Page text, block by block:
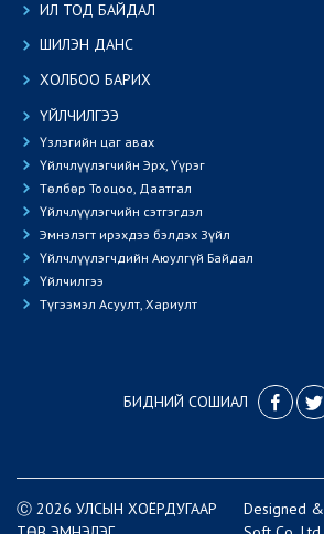
ИЛ ТОД БАЙДАЛ
ШИЛЭН ДАНС
ХОЛБОО БАРИХ
ҮЙЛЧИЛГЭЭ
Үзлэгийн цаг авах
Үйлчлүүлэгчийн Эрх, Үүрэг
Төлбөр Тооцоо, Даатгал
Үйлчлүүлэгчийн сэтгэгдэл
Эмнэлэгт ирэхдээ бэлдэх Зүйл
Үйлчлүүлэгчдийн Аюулгүй Байдал
Үйлчилгээ
Түгээмэл Асуулт, Хариулт
БИДНИЙ СОШИАЛ
Ⓒ 2026 УЛСЫН ХОЁРДУГААР
Designed &